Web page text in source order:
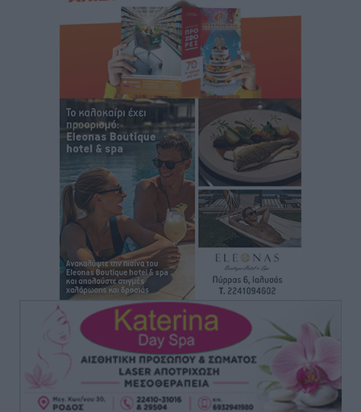
Συναυλία με τον Γιάννη Κότσιρα στις 21 Αυγούστου
πριν 2 ώρες
Έκτακτη συνεδρίαση της Δημοτικής Επιτροπής Ρόδου
αύριο Παρασκευή 7 Αυγούστου
Τοπικές Ειδήσεις• πριν 2 ώρες
ΑΕΡΑ: Δεν σταματάει να ενισχύεται, νέο απόκτημα ο
Μητρόπουλος
Αθλητικά πριν 2 ώρες
Κλεάνθης: Δουλειές μετά ευχαριστιών στο γήπεδο,
ατομικό για δύο
Αθλητικά• πριν 2 ώρες
Φοίβος: Εν αναμονή του Νίκου Λαζίδη
πριν 2 ώρες
Ιάλυσος Β’: Νωρίς νωρίς μπήκαν στα βάσανα της